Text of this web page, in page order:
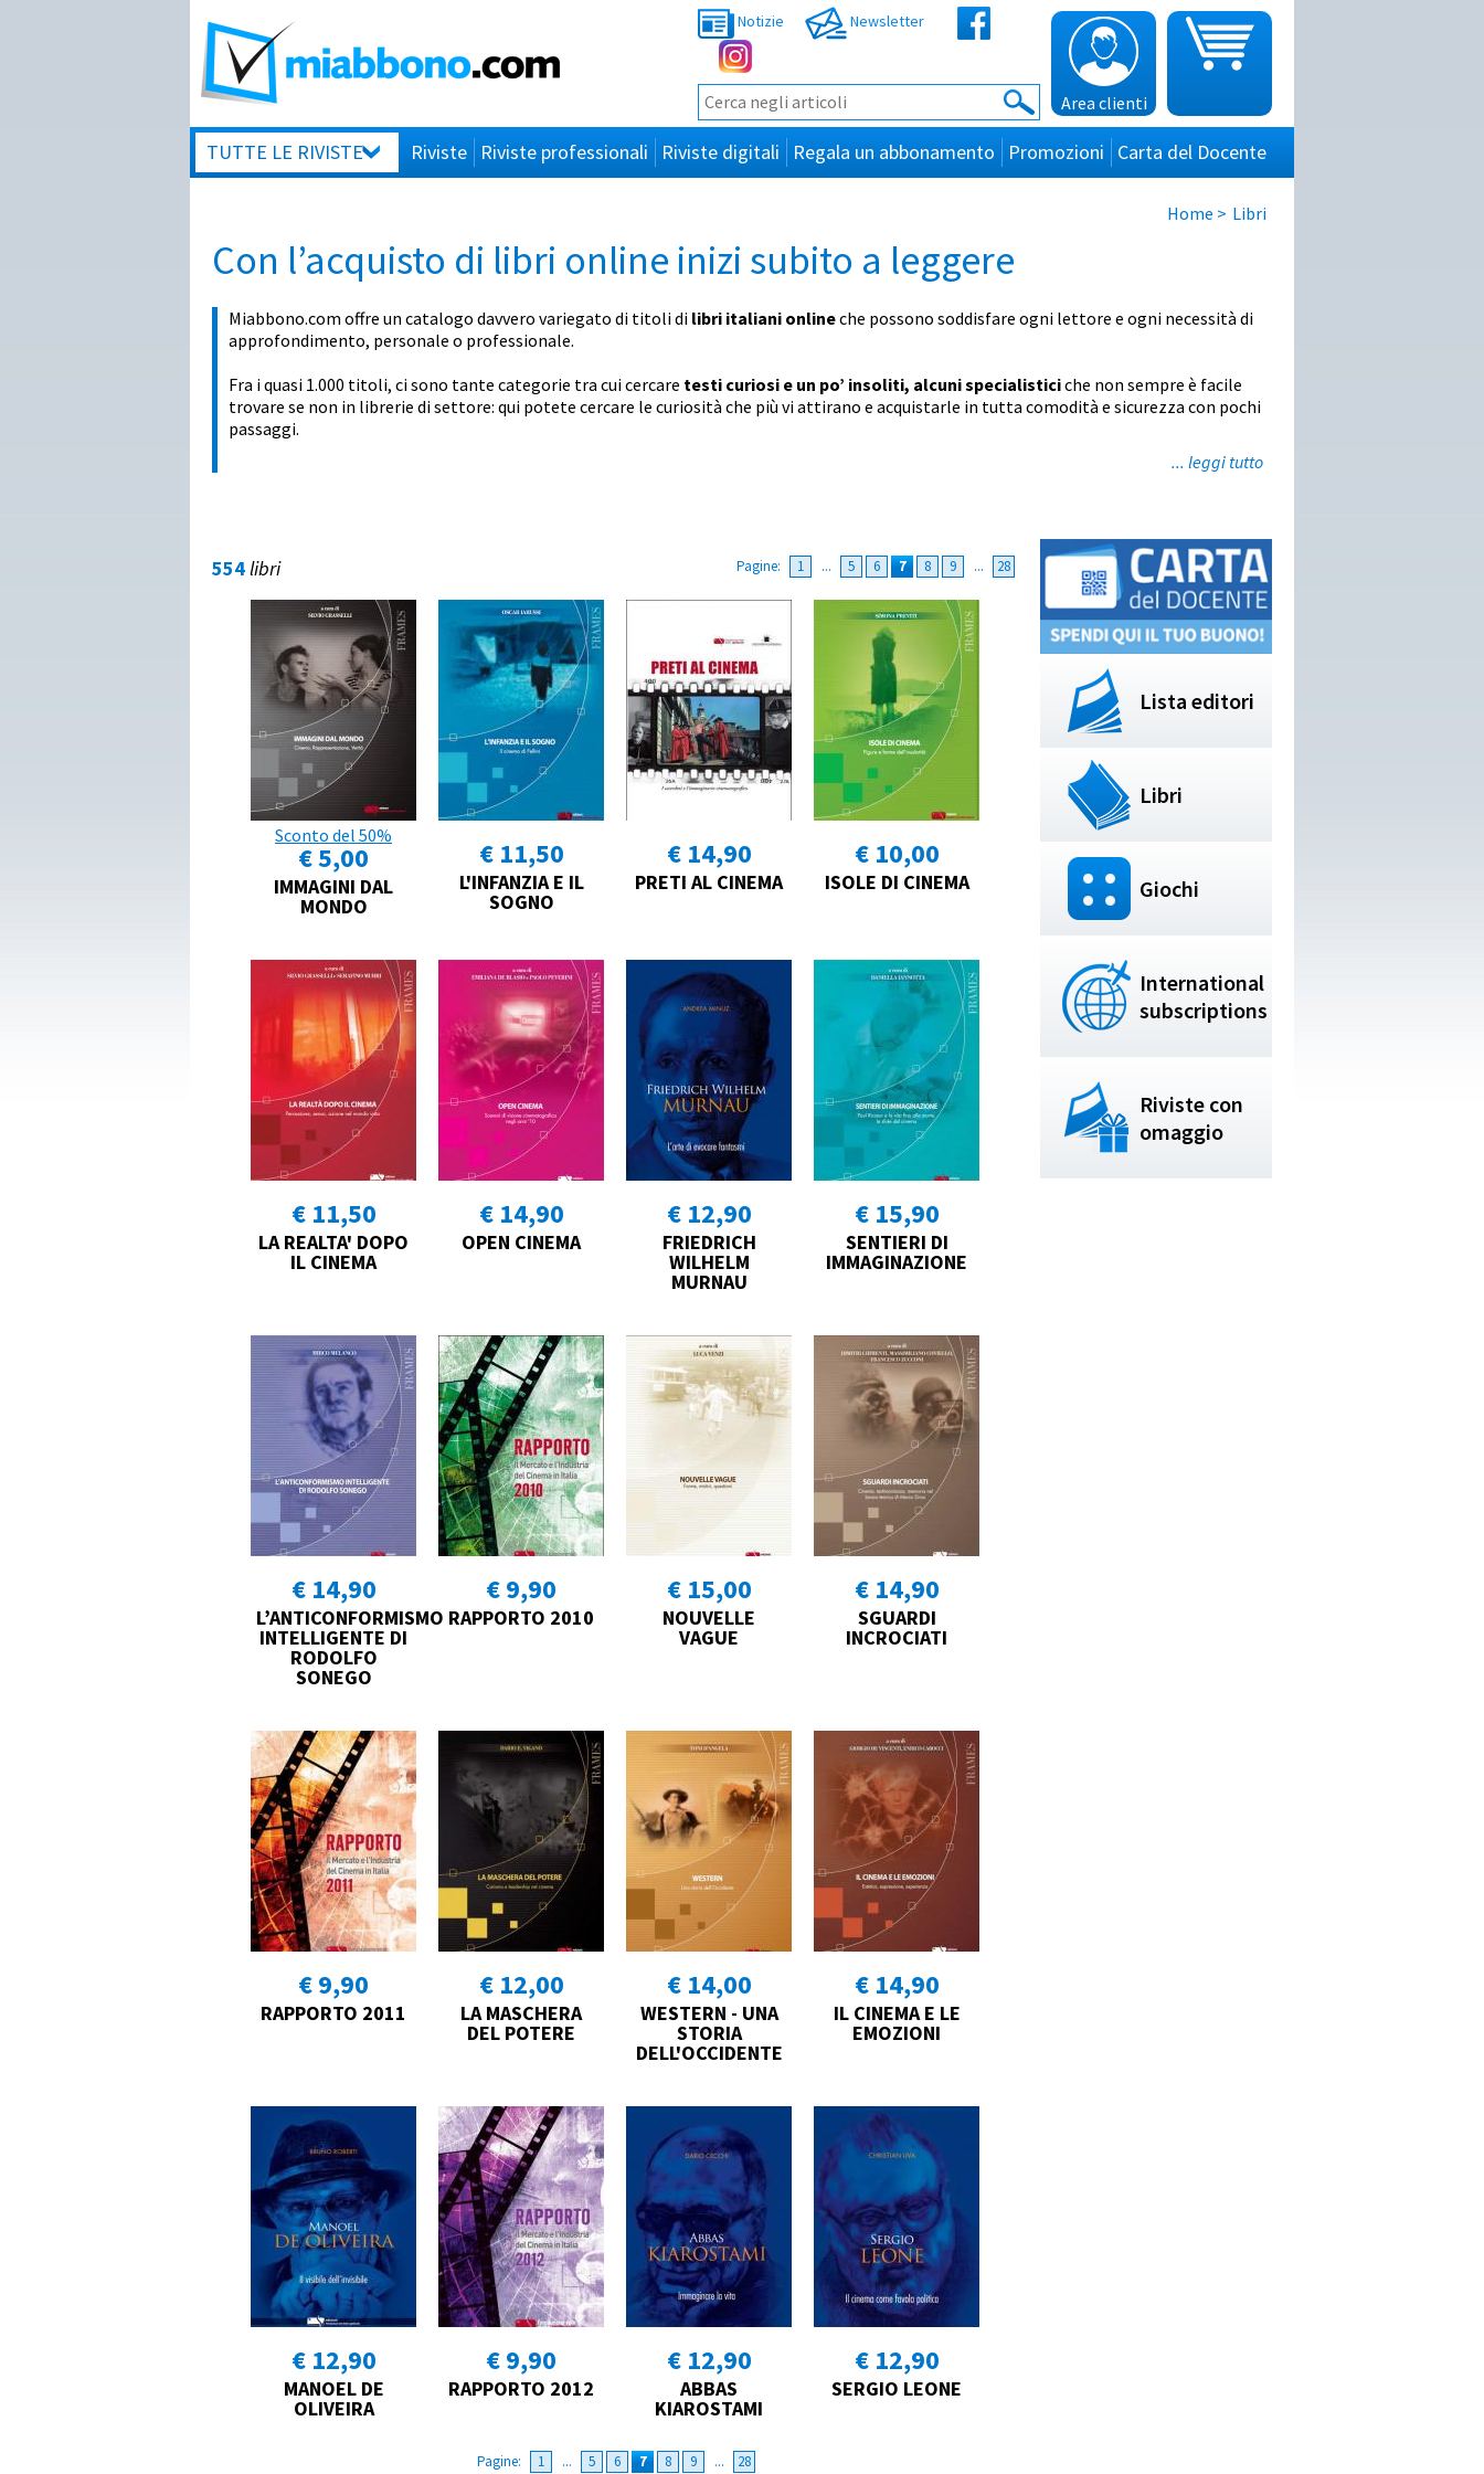
Notizie Newsletter
Area clienti
TUTTE LE RIVISTE Riviste Riviste professionali Riviste digitali Regala un abbonamento Promozioni Carta del Docente
Home > Libri
Con l’acquisto di libri online inizi subito a leggere
Miabbono.com offre un catalogo davvero variegato di titoli di libri italiani onlineche possono soddisfare ogni lettore e ogni necessità di
approfondimento, personale o professionale.
Fra i quasi 1.000 titoli, ci sono tante categorie tra cui cercare testi curiosi e un po’ insoliti, alcuni specialisticiche non sempre è facile
trovare se non in librerie di settore: qui potete cercare le curiosità che più vi attirano e acquistarle in tutta comodità e sicurezza con pochi
passaggi.
... leggi tutto
Pagine: 1 ... 5 6 7 8 9 ... 28
554libri
Sconto del 50%
€ 5,00
IMMAGINI DAL
MONDO
€ 11,50
L'INFANZIA E IL
SOGNO
€ 14,90
PRETI AL CINEMA
€ 10,00
ISOLE DI CINEMA
€ 11,50
LA REALTA' DOPO
IL CINEMA
€ 14,90
OPEN CINEMA
€ 12,90
FRIEDRICH
WILHELM
MURNAU
€ 15,90
SENTIERI DI
IMMAGINAZIONE
€ 14,90
L’ANTICONFORMISMO
INTELLIGENTE DI
RODOLFO
SONEGO
€ 9,90
RAPPORTO 2010
€ 15,00
NOUVELLE
VAGUE
€ 14,90
SGUARDI
INCROCIATI
€ 9,90
RAPPORTO 2011
€ 12,00
LA MASCHERA
DEL POTERE
€ 14,00
WESTERN - UNA
STORIA
DELL'OCCIDENTE
€ 14,90
IL CINEMA E LE
EMOZIONI
€ 12,90
MANOEL DE
OLIVEIRA
€ 9,90
RAPPORTO 2012
€ 12,90
ABBAS
KIAROSTAMI
€ 12,90
SERGIO LEONE
Pagine: 1 ... 5 6 7 8 9 ... 28
Lista editori
Libri
Giochi
International
subscriptions
Riviste con
omaggio